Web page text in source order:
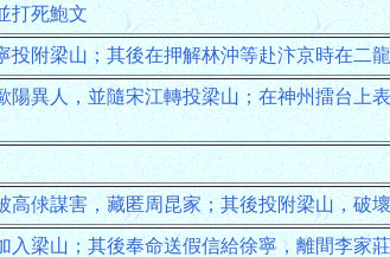
打死鮑文
附梁山；其後在押解林沖等赴汴京時在二
異人，並隨宋江轉投梁山；在神州擂台上
俅謀害，藏匿周昆家；其後投附梁山，破
梁山；其後奉命送假信給徐寧，離間李家